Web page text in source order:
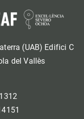
(UAB) Edifici C
del Vallès